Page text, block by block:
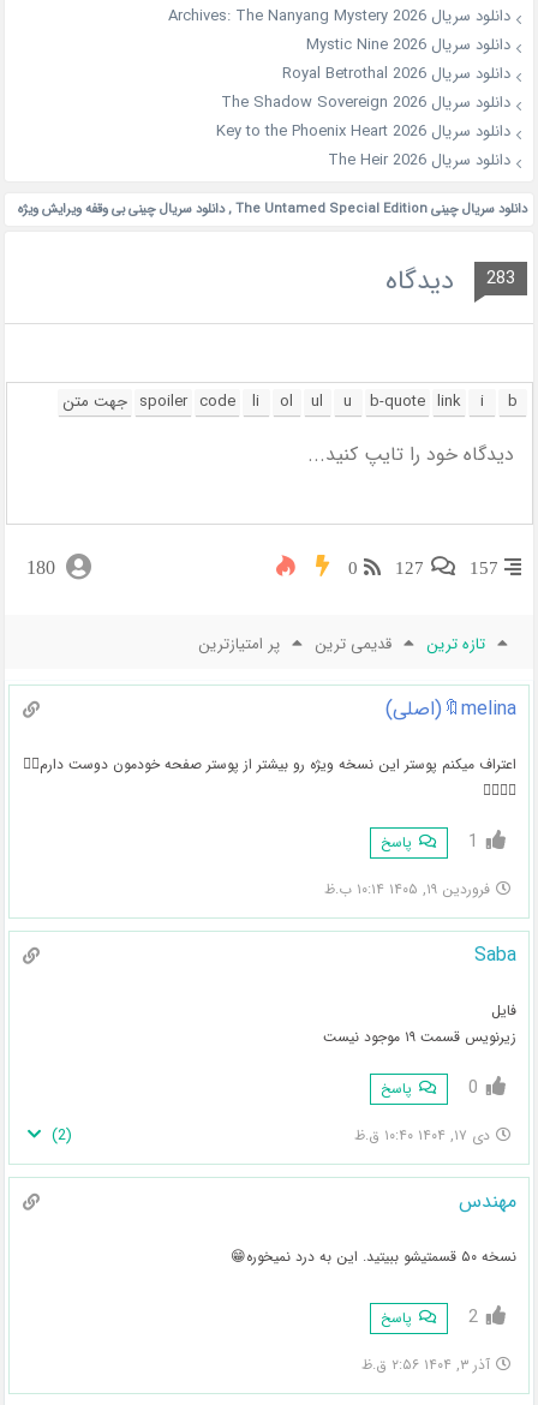
دانلود سریال Archives: The Nanyang Mystery 2026
دانلود سریال Mystic Nine 2026
دانلود سریال Royal Betrothal 2026
دانلود سریال The Shadow Sovereign 2026
دانلود سریال Key to the Phoenix Heart 2026
دانلود سریال The Heir 2026
دانلود سریال چینی The Untamed Special Edition ,دانلود سریال چینی بی وقفه ویرایش ویژه
283 دیدگاه
157
127
0
180
تازه ترین قدیمی ترین پر امتیازترین
melina🔖(اصلی)
اعتراف میکنم پوستر این نسخه ویژه رو بیشتر از پوستر صفحه خودمون دوست دارم🚶‍♀️
🚶‍♀️🚶‍♀️
1 پاسخ
فروردین ۱۹, ۱۴۰۵ ۱۰:۱۴ ب.ظ
Saba
فایل
زیرنویس قسمت ۱۹ موجود نیست
0 پاسخ
دی ۱۷, ۱۴۰۴ ۱۰:۴۰ ق.ظ (
2
)
مهندس
نسخه ۵۰ قسمتیشو ببیتید. این به درد نمیخوره😁
2 پاسخ
آذر ۳, ۱۴۰۴ ۲:۵۶ ق.ظ